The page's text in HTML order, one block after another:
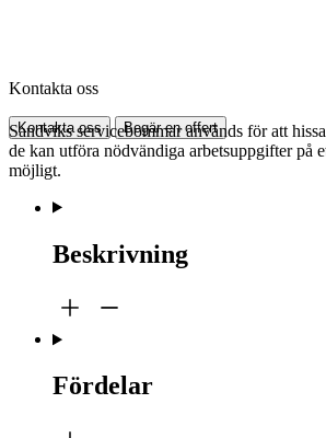
Kontakta oss
Kontakta oss Begär en offert
Sandviks servicebommar används för att
de kan utföra nödvändiga arbetsuppgifter på
möjligt.
Beskrivning
Fördelar